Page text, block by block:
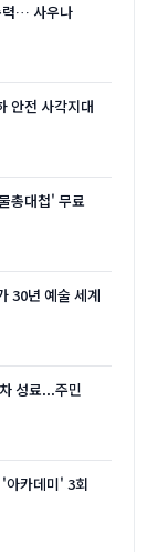
력… 사우나
안전 사각지대
총대첩' 무료
30년 예술 세계
성료...주민
아카데미' 3회